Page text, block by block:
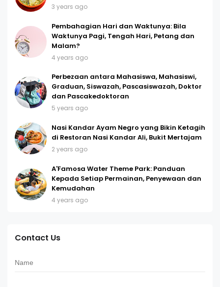
3 years ago
Pembahagian Hari dan Waktunya: Bila
Waktunya Pagi, Tengah Hari, Petang dan
Malam?
4 years ago
Perbezaan antara Mahasiswa, Mahasiswi,
Graduan, Siswazah, Pascasiswazah, Doktor
dan Pascakedoktoran
5 years ago
Nasi Kandar Ayam Negro yang Bikin Ketagih
di Restoran Nasi Kandar Ali, Bukit Mertajam
2 years ago
A'Famosa Water Theme Park: Panduan
Kepada Setiap Permainan, Penyewaan dan
Kemudahan
4 years ago
Contact Us